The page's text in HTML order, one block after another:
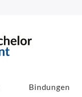
Bindungen